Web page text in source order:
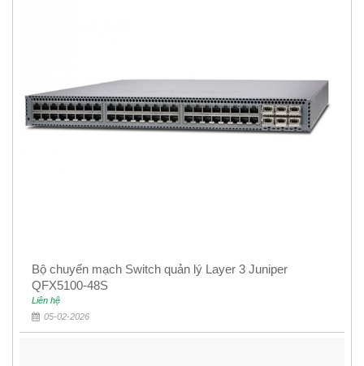
Bộ chuyển mạch Switch quản lý Layer 3 Juniper
QFX5100-48S
Liên hệ
05-02-2026